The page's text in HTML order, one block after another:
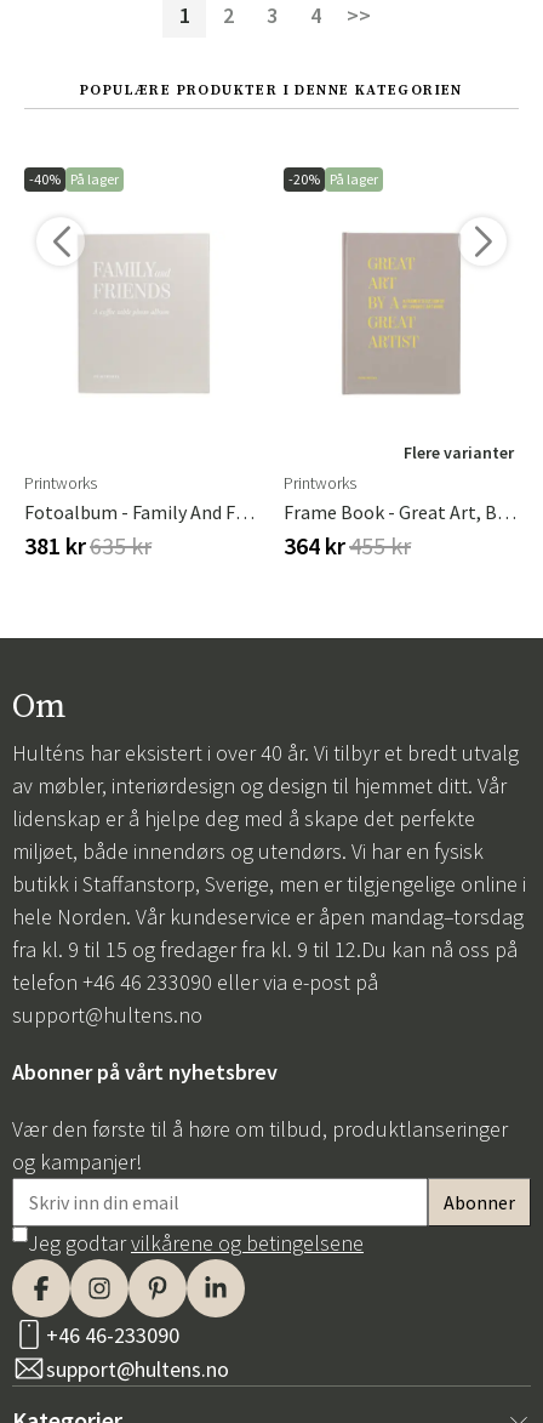
1 2 3 4 >>
POPULÆRE PRODUKTER I DENNE KATEGORIEN
-40% På lager
Printworks
Fotoalbum - Family And Friends
381 kr635 kr
-20% På lager
Flere varianter
Printworks
Frame Book - Great Art, Beige
364 kr455 kr
Om
Hulténs har eksistert i over 40 år. Vi tilbyr et bredt utvalg
av møbler, interiørdesign og design til hjemmet ditt. Vår
lidenskap er å hjelpe deg med å skape det perfekte
miljøet, både innendørs og utendørs. Vi har en fysisk
butikk i Staffanstorp, Sverige, men er tilgjengelige online i
hele Norden. Vår kundeservice er åpen mandag–torsdag
fra kl. 9 til 15 og fredager fra kl. 9 til 12.Du kan nå oss på
telefon +46 46 233090 eller via e-post på
support@hultens.no
Abonner på vårt nyhetsbrev
Vær den første til å høre om tilbud, produktlanseringer
og kampanjer!
Jeg godtarvilkårene og betingelsene
+46 46-233090
support@hultens.no